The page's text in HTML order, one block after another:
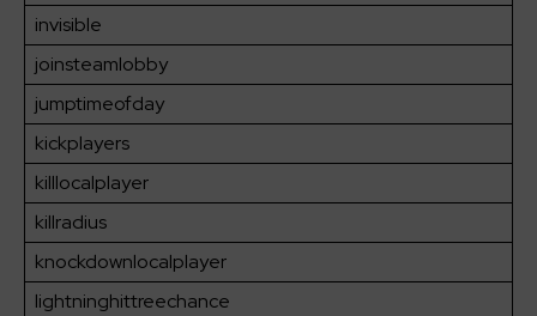
invisible
joinsteamlobby
jumptimeofday
kickplayers
killlocalplayer
killradius
knockdownlocalplayer
lightninghittreechance